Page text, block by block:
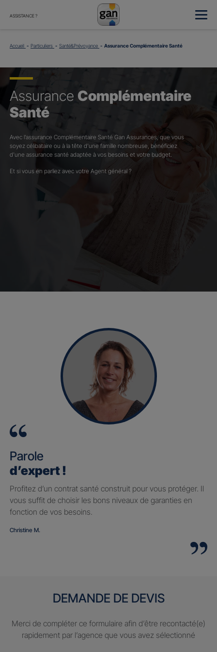
ASSISTANCE ?
Accueil Particuliers Santé&Prévoyance Assurance Complémentaire Santé
Assurance Complémentaire
Santé
Avec l’assurance Complémentaire Santé Gan Assurances, que vous
soyez célibataire ou à la tête d’une famille nombreuse, bénéficiez
d’une assurance santé adaptée à vos besoins et votre budget.​
Et si vous en parliez avec votre Agent général ?
Parole
d’expert !
Profitez d’un contrat santé construit pour vous protéger. Il
vous suffit de choisir les bons niveaux de garanties en
fonction de vos besoins.
Christine M.
DEMANDE DE DEVIS
Merci de compléter ce formulaire afin d’être recontacté(e)
rapidement par l’agence que vous avez sélectionné